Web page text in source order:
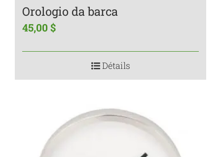
Orologio da barca
45,00 $
Détails